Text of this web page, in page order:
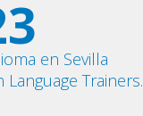
en Sevilla
Trainers.